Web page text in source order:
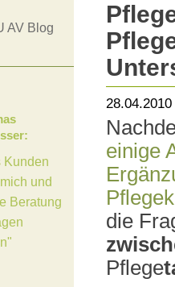
einige
die
Pflege
AV Blog
Kunden
und
Beratung